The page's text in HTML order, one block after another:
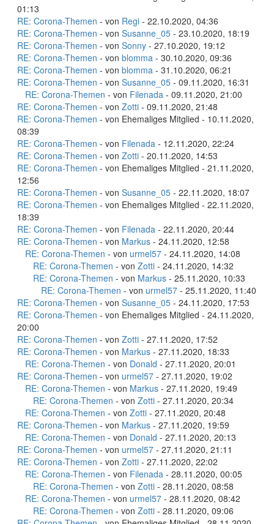
01:13
RE: Corona-Themen - von Regi - 22.10.2020, 04:36
RE: Corona-Themen - von Susanne_05 - 23.10.2020, 18:19
RE: Corona-Themen - von Sonny - 27.10.2020, 19:12
RE: Corona-Themen - von blomma - 30.10.2020, 09:36
RE: Corona-Themen - von blomma - 31.10.2020, 06:21
RE: Corona-Themen - von Susanne_05 - 09.11.2020, 16:31
RE: Corona-Themen - von Filenada - 09.11.2020, 21:00
RE: Corona-Themen - von Zotti - 09.11.2020, 21:48
RE: Corona-Themen - von Ehemaliges Mitglied - 10.11.2020,
08:39
RE: Corona-Themen - von Filenada - 12.11.2020, 22:24
RE: Corona-Themen - von Zotti - 20.11.2020, 14:53
RE: Corona-Themen - von Ehemaliges Mitglied - 21.11.2020,
12:56
RE: Corona-Themen - von Susanne_05 - 22.11.2020, 18:07
RE: Corona-Themen - von Ehemaliges Mitglied - 22.11.2020,
18:39
RE: Corona-Themen - von Filenada - 22.11.2020, 20:44
RE: Corona-Themen - von Markus - 24.11.2020, 12:58
RE: Corona-Themen - von urmel57 - 24.11.2020, 14:08
RE: Corona-Themen - von Zotti - 24.11.2020, 14:32
RE: Corona-Themen - von Markus - 25.11.2020, 10:33
RE: Corona-Themen - von urmel57 - 25.11.2020, 11:40
RE: Corona-Themen - von Susanne_05 - 24.11.2020, 17:53
RE: Corona-Themen - von Ehemaliges Mitglied - 24.11.2020,
20:00
RE: Corona-Themen - von Zotti - 27.11.2020, 17:52
RE: Corona-Themen - von Markus - 27.11.2020, 18:33
RE: Corona-Themen - von Donald - 27.11.2020, 20:01
RE: Corona-Themen - von urmel57 - 27.11.2020, 19:02
RE: Corona-Themen - von Markus - 27.11.2020, 19:49
RE: Corona-Themen - von Zotti - 27.11.2020, 20:34
RE: Corona-Themen - von Zotti - 27.11.2020, 20:48
RE: Corona-Themen - von Markus - 27.11.2020, 19:59
RE: Corona-Themen - von Donald - 27.11.2020, 20:13
RE: Corona-Themen - von urmel57 - 27.11.2020, 21:11
RE: Corona-Themen - von Zotti - 27.11.2020, 22:02
RE: Corona-Themen - von Filenada - 28.11.2020, 00:05
RE: Corona-Themen - von Zotti - 28.11.2020, 08:58
RE: Corona-Themen - von urmel57 - 28.11.2020, 08:42
RE: Corona-Themen - von Zotti - 28.11.2020, 09:06